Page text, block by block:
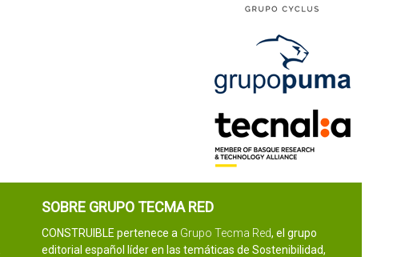
SOBRE GRUPO TECMA RED
CONSTRUIBLE pertenece a Grupo Tecma Red, el grupo
editorial español líder en las temáticas de Sostenibilidad,